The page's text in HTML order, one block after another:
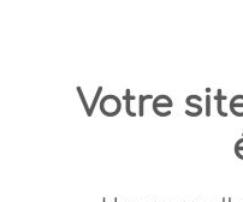
Votre